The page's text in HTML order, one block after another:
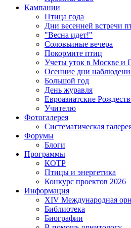
Кампании
Птица года
Дни весенней встречи
"Весна идет!"
Соловьиные вечера
Покормите птиц
Учеты уток в Москве и
Осенние дни
Большой год
День журавля
Евроазиатские
Учителю
Фотогалерея
Систематическая
Форумы
Блоги
Программы
КОТР
Птицы и энергетика
Конкурс проектов 2026
Информация
XIV Международная
Библиотека
Биографии